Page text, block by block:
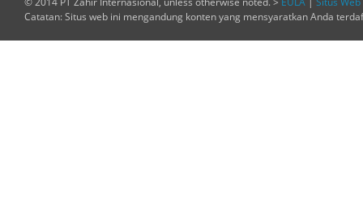
Catatan: Situs web ini mengandung konten yang mensyaratkan Anda